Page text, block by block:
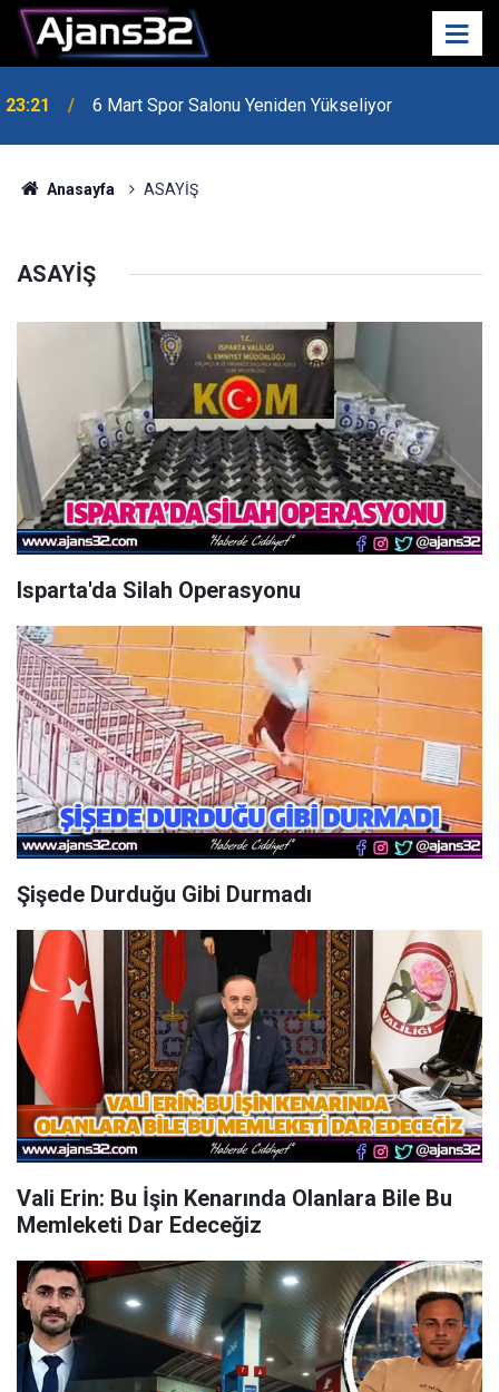
23:21 6 Mart Spor Salonu Yeniden Yükseliyor
Anasayfa ASAYİŞ
ASAYİŞ
Isparta'da Silah Operasyonu
Şişede Durduğu Gibi Durmadı
Vali Erin: Bu İşin Kenarında Olanlara Bile Bu
Memleketi Dar Edeceğiz